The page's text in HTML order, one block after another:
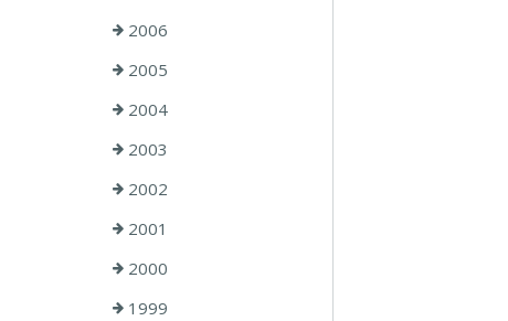
2006
2005
2004
2003
2002
2001
2000
1999